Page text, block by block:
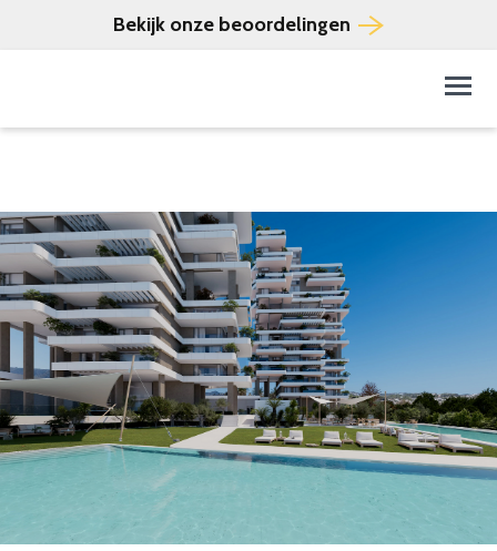
Bekijk onze beoordelingen